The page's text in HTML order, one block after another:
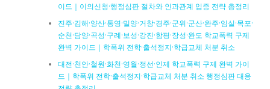
이드｜이의신청·행정심판 절차와 인과관계 입증 전략 총정리
진주·김해·양산·통영·밀양·거창·경주·군위·군산·완주·임실·목포·
순천·담양·곡성·구례·보성·강진·함평·장성·완도 학교폭력 구제
완벽 가이드｜학폭위 전학·출석정지·학급교체 처분 취소
대전·천안·철원·화천·영월·정선·인제 학교폭력 구제 완벽 가이
드｜학폭위 전학·출석정지·학급교체 처분 취소 행정심판 대응